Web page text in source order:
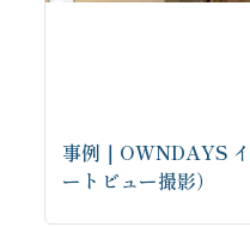
事例｜OWNDAYS
ートビュー撮影）